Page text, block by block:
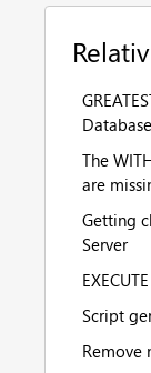
Database
The
are
Getting
Server
Script
Remove